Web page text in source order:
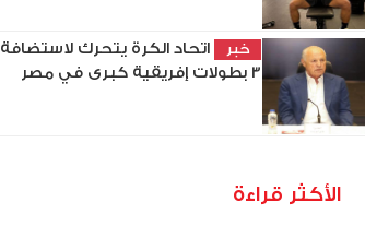
خبر
اتحاد الكرة يتحرك لاستضافة
3 بطولات إفريقية كبرى في مصر
الأكثر قراءة